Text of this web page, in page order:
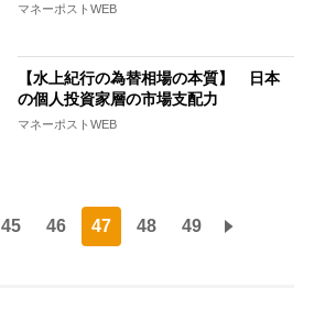
マネーポストWEB
【水上紀行の為替相場の本質】 日本
の個人投資家層の市場支配力
マネーポストWEB
45 46 47 48 49